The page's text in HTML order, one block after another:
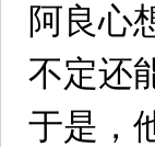
阿良心
不定还
于是，